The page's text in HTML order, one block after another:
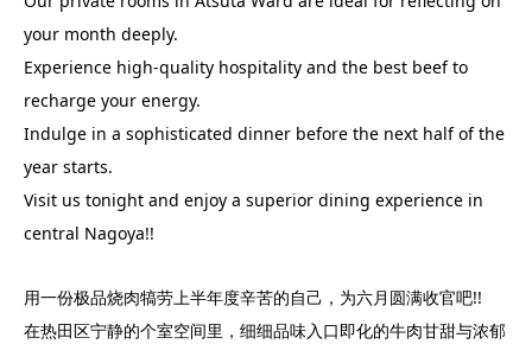
your month deeply.
Experience high-quality hospitality and the best beef to
recharge your energy.
Indulge in a sophisticated dinner before the next half of the
year starts.
Visit us tonight and enjoy a superior dining experience in
central Nagoya!!
用一份极品烧肉犒劳上半年度辛苦的自己，为六月圆满收官吧!!
在热田区宁静的个室空间里，细细品味入口即化的牛肉甘甜与浓郁